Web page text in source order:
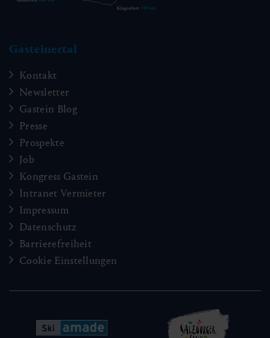
Gasteinertal
Kontakt
Newsletter
Gastein Blog
Presse
Prospekte
Job
Kongress Gastein
Intranet Vermieter
Impressum
Datenschutz
Barrierefreiheit
Cookie Einstellungen